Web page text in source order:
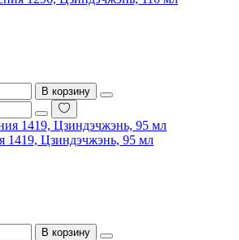
В корзину
1419, Цзиндэчжэнь, 95 мл
В корзину